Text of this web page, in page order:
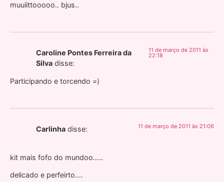
muuiittooooo.. bjus..
Caroline Pontes Ferreira da
Silva disse:
11 de março de 2011 às
22:18
Participando e torcendo =)
Carlinha disse: 11 de março de 2011 às 21:06
kit mais fofo do mundoo…..
delicado e perfeirto….